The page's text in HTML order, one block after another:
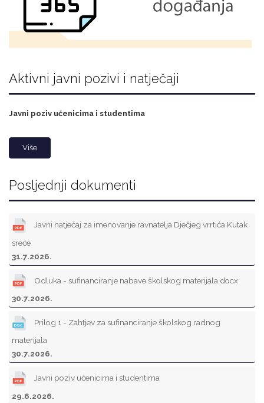
Aktivni javni pozivi i natječaji
Javni poziv učenicima i studentima
Više
Posljednji dokumenti
Javni natječaj za imenovanje ravnatelja Dječjeg vrrtića Kutak
sreće
31.7.2026.
Odluka - sufinanciranje nabave školskog materijala.docx
30.7.2026.
Prilog 1 - Zahtjev za sufinanciranje školskog radnog
materijala
30.7.2026.
Javni poziv učenicima i studentima
29.6.2026.